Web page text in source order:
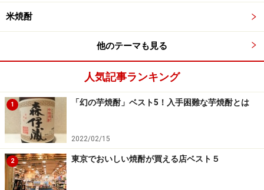
米焼酎
他のテーマも見る
人気記事ランキング
1 「幻の芋焼酎」ベスト5！入手困難な芋焼酎とは
2022/02/15
2 東京でおいしい焼酎が買える店ベスト５